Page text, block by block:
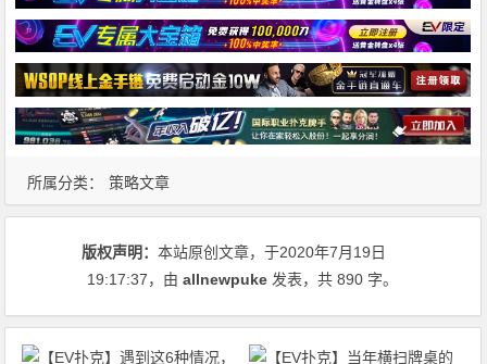
所属分类： 策略文章
版权声明：本站原创文章，于2020年7月19日
19:17:37，由allnewpuke 发表，共 890 字。